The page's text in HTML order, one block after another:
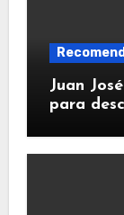
Juan
para